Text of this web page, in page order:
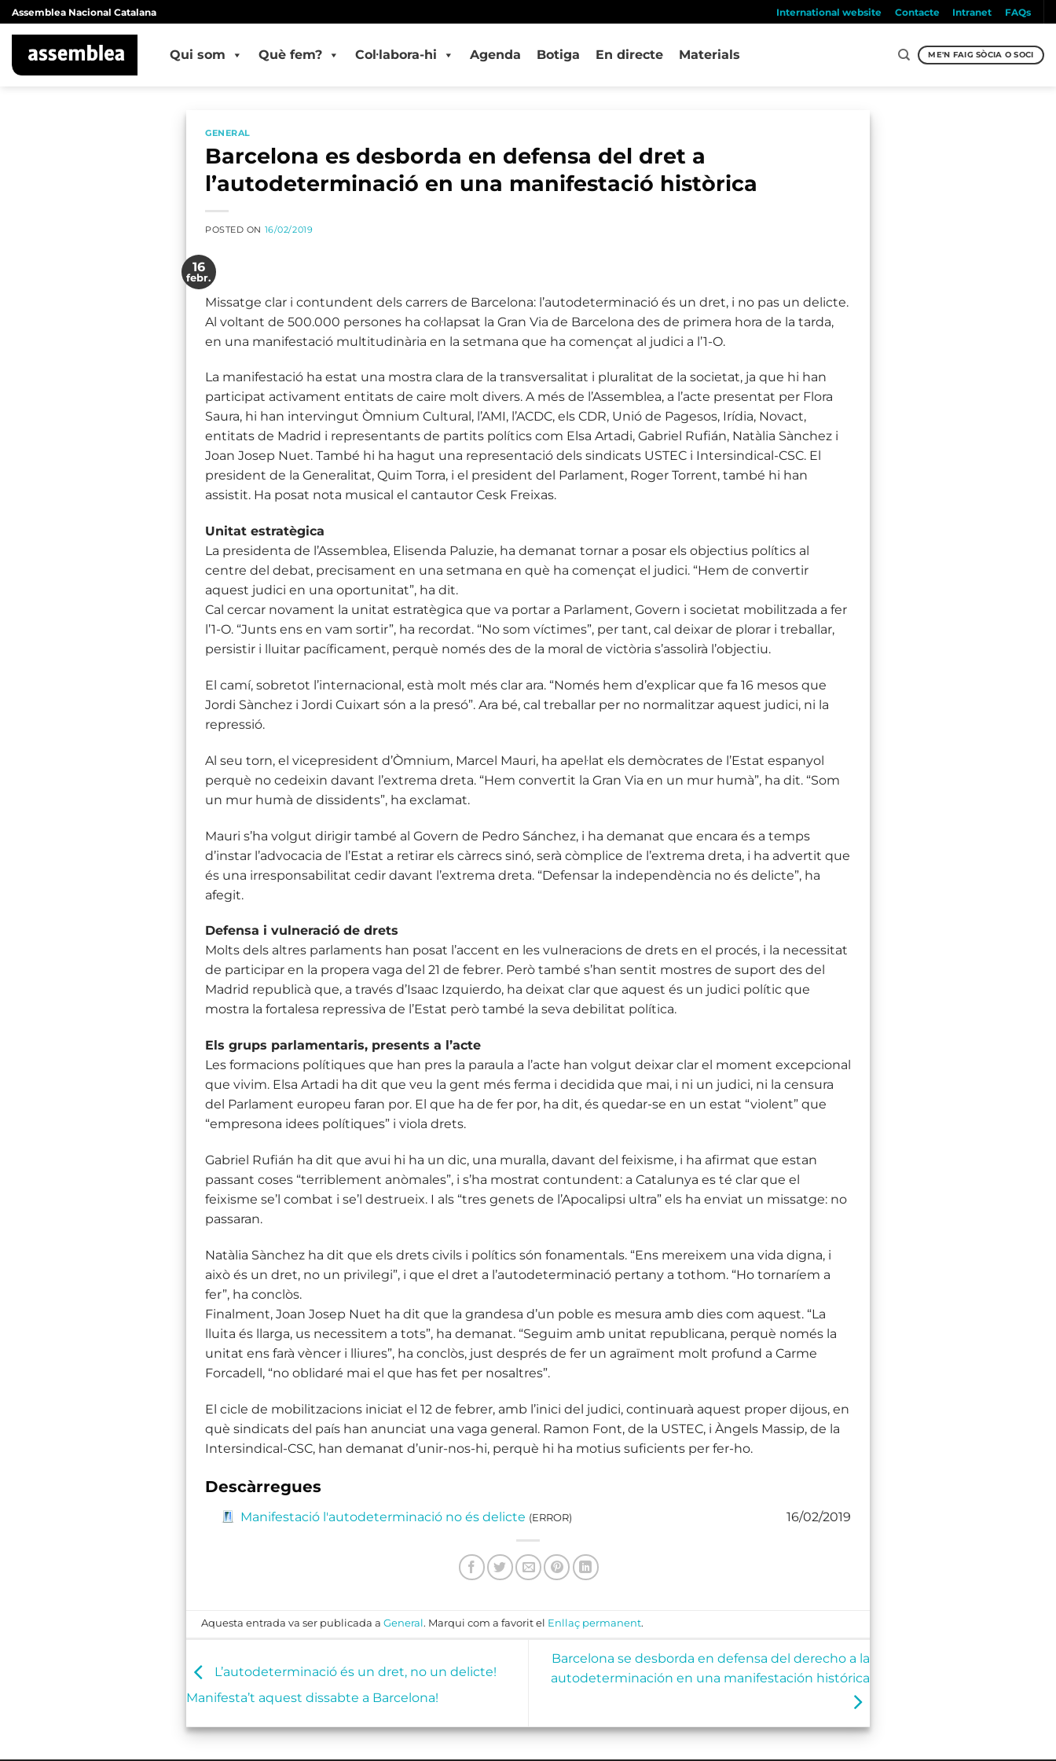
Skip
to
content
Assemblea Nacional Catalana International website Contacte Intranet FAQs
Qui som Què fem? Col·labora-hi Agenda Botiga En directe Materials ME'N FAIG SÒCIA O SOCI
GENERAL
Barcelona es desborda en defensa del dret a
l’autodeterminació en una manifestació històrica
POSTED ON 16/02/2019
16
febr.
Missatge clar i contundent dels carrers de Barcelona: l’autodeterminació és un dret, i no pas un delicte.
Al voltant de 500.000 persones ha col·lapsat la Gran Via de Barcelona des de primera hora de la tarda,
en una manifestació multitudinària en la setmana que ha començat al judici a l’1-O.
La manifestació ha estat una mostra clara de la transversalitat i pluralitat de la societat, ja que hi han
participat activament entitats de caire molt divers. A més de l’Assemblea, a l’acte presentat per Flora
Saura, hi han intervingut Òmnium Cultural, l’AMI, l’ACDC, els CDR, Unió de Pagesos, Irídia, Novact,
entitats de Madrid i representants de partits polítics com Elsa Artadi, Gabriel Rufián, Natàlia Sànchez i
Joan Josep Nuet. També hi ha hagut una representació dels sindicats USTEC i Intersindical-CSC. El
president de la Generalitat, Quim Torra, i el president del Parlament, Roger Torrent, també hi han
assistit. Ha posat nota musical el cantautor Cesk Freixas.
Unitat estratègica
La presidenta de l’Assemblea, Elisenda Paluzie, ha demanat tornar a posar els objectius polítics al
centre del debat, precisament en una setmana en què ha començat el judici. “Hem de convertir
aquest judici en una oportunitat”, ha dit.
Cal cercar novament la unitat estratègica que va portar a Parlament, Govern i societat mobilitzada a fer
l’1-O. “Junts ens en vam sortir”, ha recordat. “No som víctimes”, per tant, cal deixar de plorar i treballar,
persistir i lluitar pacíficament, perquè només des de la moral de victòria s’assolirà l’objectiu.
El camí, sobretot l’internacional, està molt més clar ara. “Només hem d’explicar que fa 16 mesos que
Jordi Sànchez i Jordi Cuixart són a la presó”. Ara bé, cal treballar per no normalitzar aquest judici, ni la
repressió.
Al seu torn, el vicepresident d’Òmnium, Marcel Mauri, ha apel·lat els demòcrates de l’Estat espanyol
perquè no cedeixin davant l’extrema dreta. “Hem convertit la Gran Via en un mur humà”, ha dit. “Som
un mur humà de dissidents”, ha exclamat.
Mauri s’ha volgut dirigir també al Govern de Pedro Sánchez, i ha demanat que encara és a temps
d’instar l’advocacia de l’Estat a retirar els càrrecs sinó, serà còmplice de l’extrema dreta, i ha advertit que
és una irresponsabilitat cedir davant l’extrema dreta. “Defensar la independència no és delicte”, ha
afegit.
Defensa i vulneració de drets
Molts dels altres parlaments han posat l’accent en les vulneracions de drets en el procés, i la necessitat
de participar en la propera vaga del 21 de febrer. Però també s’han sentit mostres de suport des del
Madrid republicà que, a través d’Isaac Izquierdo, ha deixat clar que aquest és un judici polític que
mostra la fortalesa repressiva de l’Estat però també la seva debilitat política.
Els grups parlamentaris, presents a l’acte
Les formacions polítiques que han pres la paraula a l’acte han volgut deixar clar el moment excepcional
que vivim. Elsa Artadi ha dit que veu la gent més ferma i decidida que mai, i ni un judici, ni la censura
del Parlament europeu faran por. El que ha de fer por, ha dit, és quedar-se en un estat “violent” que
“empresona idees polítiques” i viola drets.
Gabriel Rufián ha dit que avui hi ha un dic, una muralla, davant del feixisme, i ha afirmat que estan
passant coses “terriblement anòmales”, i s’ha mostrat contundent: a Catalunya es té clar que el
feixisme se’l combat i se’l destrueix. I als “tres genets de l’Apocalipsi ultra” els ha enviat un missatge: no
passaran.
Natàlia Sànchez ha dit que els drets civils i polítics són fonamentals. “Ens mereixem una vida digna, i
això és un dret, no un privilegi”, i que el dret a l’autodeterminació pertany a tothom. “Ho tornaríem a
fer”, ha conclòs.
Finalment, Joan Josep Nuet ha dit que la grandesa d’un poble es mesura amb dies com aquest. “La
lluita és llarga, us necessitem a tots”, ha demanat. “Seguim amb unitat republicana, perquè només la
unitat ens farà vèncer i lliures”, ha conclòs, just després de fer un agraïment molt profund a Carme
Forcadell, “no oblidaré mai el que has fet per nosaltres”.
El cicle de mobilitzacions iniciat el 12 de febrer, amb l’inici del judici, continuarà aquest proper dijous, en
què sindicats del país han anunciat una vaga general. Ramon Font, de la USTEC, i Àngels Massip, de la
Intersindical-CSC, han demanat d’unir-nos-hi, perquè hi ha motius suficients per fer-ho.
Descàrregues
Manifestació l'autodeterminació no és delicte (ERROR) 16/02/2019
Aquesta entrada va ser publicada aGeneral . Marqui com a favorit el Enllaç permanent.
L’autodeterminació és un dret, no un delicte!
Manifesta’t aquest dissabte a Barcelona!
Barcelona se desborda en defensa del derecho a la
autodeterminación en una manifestación histórica